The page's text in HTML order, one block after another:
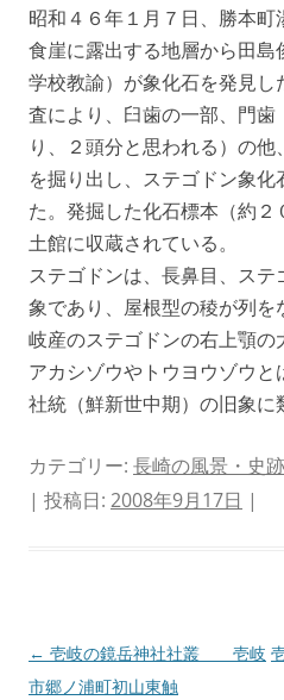
昭和４６年１月７日、勝本
食崖に露出する地層から田
学校教諭）が象化石を発見
査により、臼歯の一部、門
り、２頭分と思われる）の他
を掘り出し、ステゴドン象
た。発掘した化石標本（約
土館に収蔵されている。
ステゴドンは、長鼻目、ス
象であり、屋根型の稜が列
岐産のステゴドンの右上顎
アカシゾウやトウヨウゾウ
社統（鮮新世中期）の旧象に
カテゴリー: 長崎の風景・史跡
| 投稿日: 2008年9月17日 |
投
稿
← 壱岐の鏡岳神社社叢 壱岐
市郷ノ浦町初山東触